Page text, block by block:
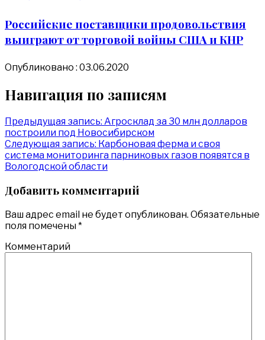
Российские поставщики продовольствия
выиграют от торговой войны США и КНР
Опубликовано : 03.06.2020
Навигация по записям
Предыдущая запись: Агросклад за 30 млн долларов
построили под Новосибирском
Следующая запись: Карбоновая ферма и своя
система мониторинга парниковых газов появятся в
Вологодской области
Добавить комментарий
Ваш адрес email не будет опубликован. Обязательные
поля помечены*
Комментарий